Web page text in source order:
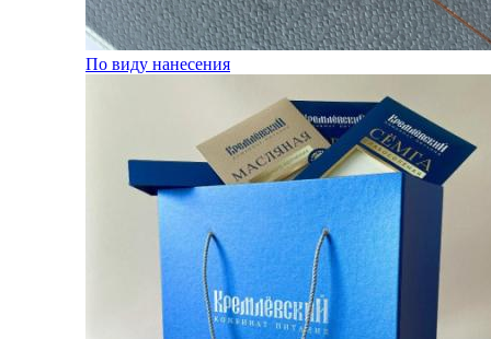
По виду нанесения